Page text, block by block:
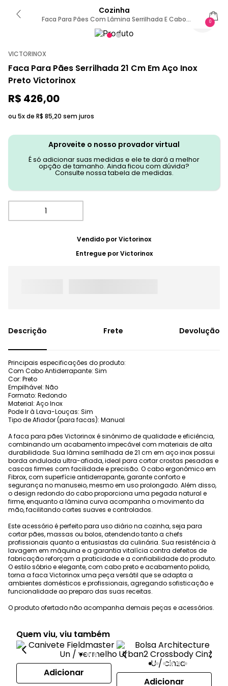
Cozinha
Faca Para Pães Com Lâmina Serrilhada E Cabo
Ergonômico 21cm Preta Preto
0
VICTORINOX
Faca Para Pães Serrilhada 21 Cm Em Aço Inox
Preto Victorinox
R$ 426,00
ou 5x de R$ 85,20 sem juros
Aproveite o nosso provador virtual
É só adicionar suas medidas e ele te dará a melhor
opção de tamanho. Ainda ficou com dúvida?
Consulte nossa tabela de medidas.
Vendido porVictorinox
Entregue porVictorinox
Frete Devolução
Principais especificações do produto:
Com Cabo Antiderrapante: Sim
Cor: Preto
Empilhável: Não
Formato: Redondo
Material: Aço Inox
Pode Ir à Lava-Louças: Sim
Tipo de Afiador (para facas): Manual
A faca para pães Victorinox é sinônimo de qualidade e eficiência,
combinando um acabamento impecável com materiais de alta
durabilidade. Sua lâmina serrilhada de 21 cm em aço inox possui
borda ondulada ultra-afiada, ideal para cortar crostas pesadas e
cascas firmes com facilidade e precisão. O cabo ergonômico em
Fibrox, com superfície antiderrapante, garante conforto e
segurança no manuseio, mesmo em uso prolongado. Além disso,
o design redondo do cabo proporciona uma pegada natural e
firme, enquanto a lâmina curva acompanha o movimento da
mão, facilitando cortes suaves e controlados.
Este acessório é perfeito para uso diário na cozinha, seja para
cortar pães, massas ou bolos, atendendo tanto a chefs
profissionais quanto a entusiastas da culinária. Sua resistência à
lavagem em máquina e a garantia vitalícia contra defeitos de
fabricação reforçam a praticidade e a confiabilidade do produto.
O estilo sóbrio e elegante, com cabo preto e acabamento polido,
torna a faca Victorinox uma peça versátil que se adapta a
ambientes domésticos e profissionais, agregando sofisticação e
funcionalidade ao preparo das suas receitas.
O produto ofertado não acompanha demais peças e acessórios.
Quem viu, viu também
Adicionar
Adicionar